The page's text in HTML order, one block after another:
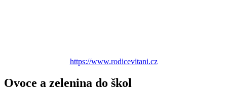
https://www.rodicevitani.cz
Ovoce a zelenina do škol